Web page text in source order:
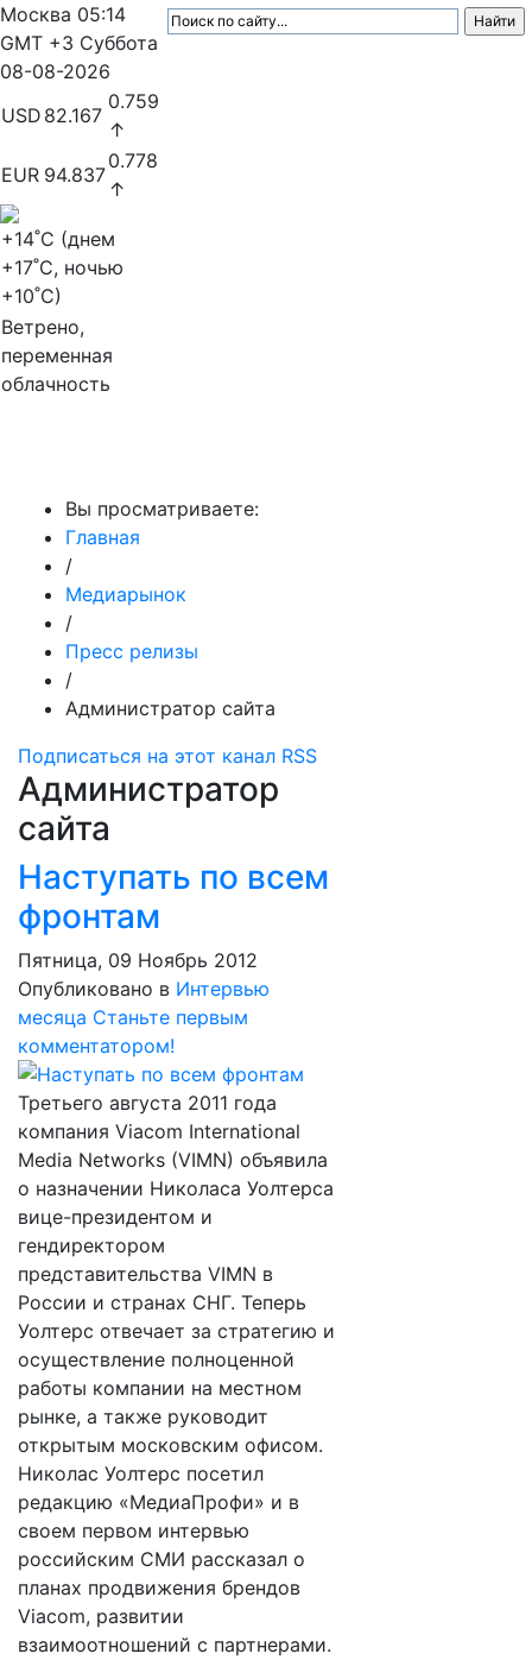
Москва 05:14
GMT +3 Суббота
08-08-2026
USD 82.167
0.759
↑
EUR 94.837
0.778
↑
+14˚C (днем
+17˚C, ночью
+10˚C)
Ветрено,
переменная
облачность
Вы просматриваете:
Главная
/
Медиарынок
/
Пресс релизы
/
Администратор сайта
Подписаться на этот канал RSS
Администратор
сайта
Наступать по всем
фронтам
Пятница, 09 Ноябрь 2012
Опубликовано в Интервью
месяца Станьте первым
комментатором!
Третьего августа 2011 года
компания Viacom International
Media Networks (VIMN) объявила
о назначении Николаса Уолтерса
вице-президентом и
гендиректором
представительства VIMN в
России и странах СНГ. Теперь
Уолтерс отвечает за стратегию и
осуществление полноценной
работы компании на местном
рынке, а также руководит
открытым московским офисом.
Николас Уолтерс посетил
редакцию «МедиаПрофи» и в
своем первом интервью
российским СМИ рассказал о
планах продвижения брендов
Viacom, развитии
взаимоотношений с партнерами.